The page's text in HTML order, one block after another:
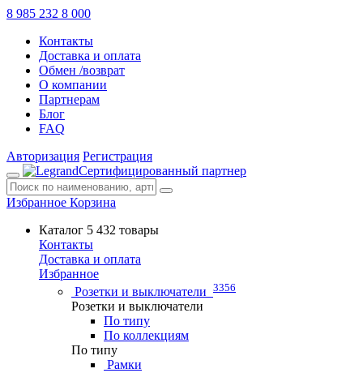
8 985 232 8 000
Контакты
Доставка и оплата
Обмен /возврат
О компании
Партнерам
Блог
FAQ
Авторизация Регистрация
Сертифицированный партнер
Избранное Корзина
Каталог 5 432 товары
Контакты
Доставка и оплата
Избранное
Розетки и выключатели 3356
Розетки и выключатели
По типу
По коллекциям
По типу
Рамки